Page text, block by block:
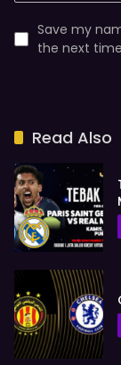
Save my
the next
Read Also